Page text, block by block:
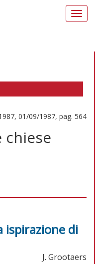
01/09/1987, pag. 564
chiese
ispirazione di
J. Grootaers